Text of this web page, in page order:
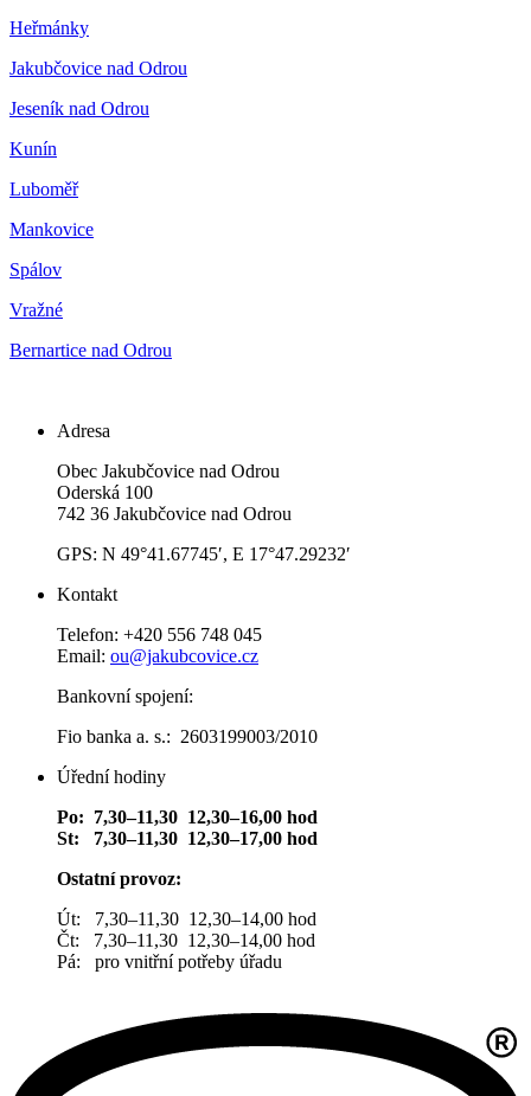
Heřmánky
Jakubčovice nad Odrou
Jeseník nad Odrou
Kunín
Luboměř
Mankovice
Spálov
Vražné
Bernartice nad Odrou
Adresa
Obec Jakubčovice nad Odrou
Oderská 100
742 36 Jakubčovice nad Odrou
GPS: N 49°41.67745′, E 17°47.29232′
Kontakt
Telefon: +420 556 748 045
Email: ou@jakubcovice.cz
Bankovní spojení:
Fio banka a. s.: 2603199003/2010
Úřední hodiny
Po: 7,30–11,30 12,30–16,00 hod
St: 7,30–11,30 12,30–17,00 hod
Ostatní provoz:
Út: 7,30–11,30 12,30–14,00 hod
Čt: 7,30–11,30 12,30–14,00 hod
Pá: pro vnitřní potřeby úřadu